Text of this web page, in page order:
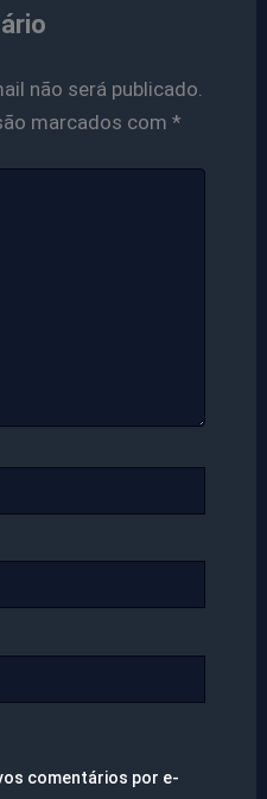
não será publicado.
marcados com *
comentários por e-